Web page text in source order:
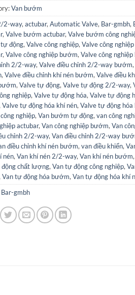
Van bướm
2-way, actubar, Automatic Valve, Bar-gmbh,
, Valve bướm actubar, Valve bướm công
động, Valve công nghiệp, Valve công
, Valve công nghiệp bướm, Valve công nghiệp
2/2-way, Valve điều chỉnh 2/2-way bướm,
, Valve điều chỉnh khí nén bướm, Valve điều
, Valve tự động, Valve tự động 2/2-way,
nghiệp, Valve tự động hóa, Valve tự động
Valve tự động hóa khí nén, Valve tự động
nghiệp, Van bướm tự động, van công
actubar, Van công nghiệp bướm, Van
chỉnh 2/2-way, Van điều chỉnh 2/2-way
điều chỉnh khí nén bướm, van điều khiển,
nén, Van khí nén 2/2-way, Van khí nén bướm,
chất lượng, Van tự động công nghiệp,
Van tự động hóa bướm, Van tự động hóa khí
Bar-gmbh